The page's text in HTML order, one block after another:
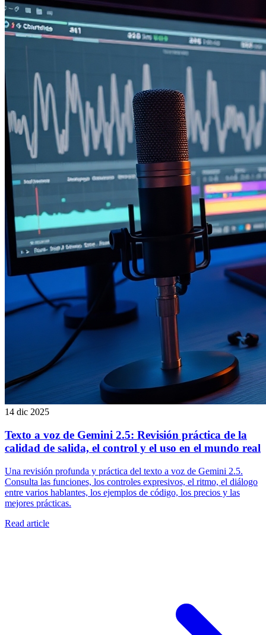
14 dic 2025
Texto a voz de Gemini 2.5: Revisión práctica de la
calidad de salida, el control y el uso en el mundo real
Una revisión profunda y práctica del texto a voz de Gemini 2.5.
Consulta las funciones, los controles expresivos, el ritmo, el diálogo
entre varios hablantes, los ejemplos de código, los precios y las
mejores prácticas.
Read article